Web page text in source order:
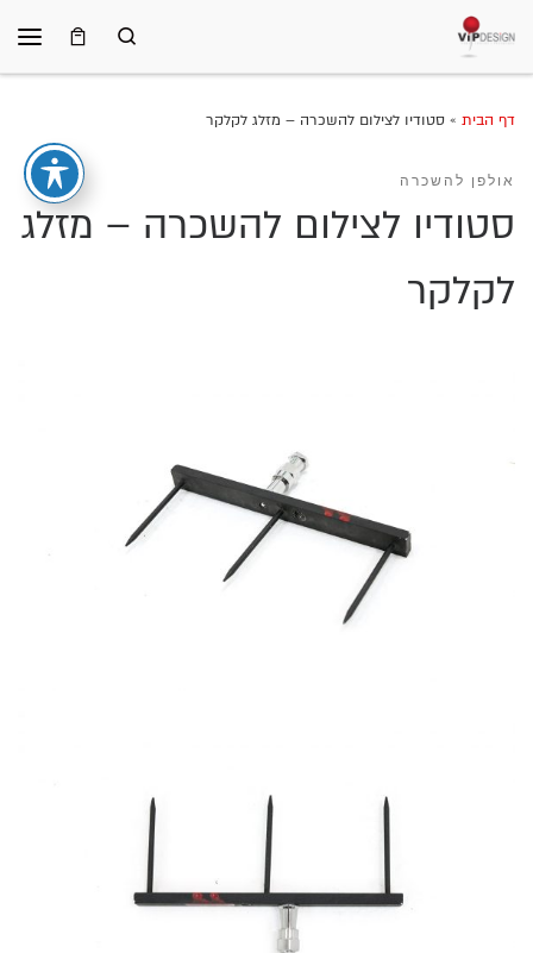
Skip to content
Search
דף הבית » סטודיו לצילום להשכרה – מזלג לקלקר
אולפן להשכרה
סטודיו לצילום להשכרה – מזלג
לקלקר